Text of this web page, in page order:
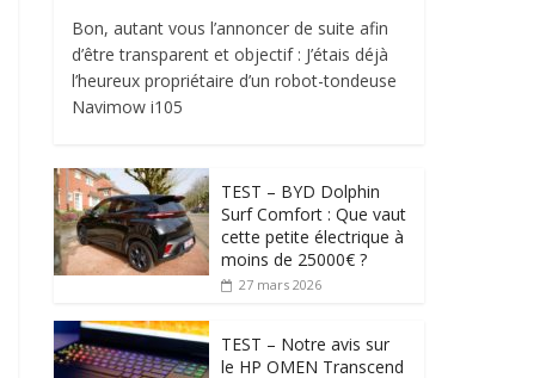
Bon, autant vous l’annoncer de suite afin
d’être transparent et objectif : J’étais déjà
l’heureux propriétaire d’un robot-tondeuse
Navimow i105
TEST – BYD Dolphin
Surf Comfort : Que vaut
cette petite électrique à
moins de 25000€ ?
27 mars 2026
TEST – Notre avis sur
le HP OMEN Transcend